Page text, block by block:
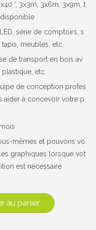
', 3x3m, 3x6m, 3x9m, t
série de comptoirs, s
meubles, etc.
de transport en bois av
etc.
de conception profes
aider à concevoir votre p
mêmes et pouvons vo
graphiques lorsque vot
est nécessaire
au panier